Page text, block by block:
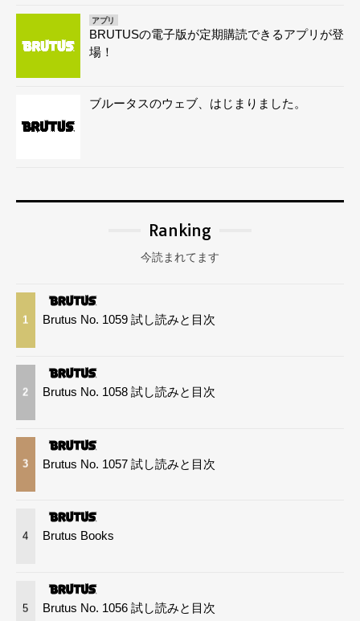
アプリ
BRUTUSの電子版が定期購読できるアプリが登
場！
ブルータスのウェブ、はじまりました。
Ranking
今読まれてます
1 Brutus No. 1059 試し読みと目次
2 Brutus No. 1058 試し読みと目次
3 Brutus No. 1057 試し読みと目次
4 Brutus Books
5 Brutus No. 1056 試し読みと目次